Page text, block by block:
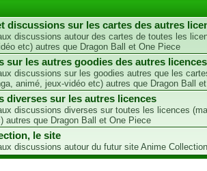
discussions sur les cartes des autres
discussions autour des cartes de toutes les
etc) autres que Dragon Ball et One Piece
sur les autres goodies des autres licences
discussions sur les goodies autres que les
animé, jeux-vidéo etc) autres que Dragon Ball
diverses sur les autres licences
discussions diverses sur toutes les licences
autres que Dragon Ball et One Piece
le site
discussions autour du futur site Anime Collection